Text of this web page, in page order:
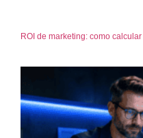
ROI de marketing: como